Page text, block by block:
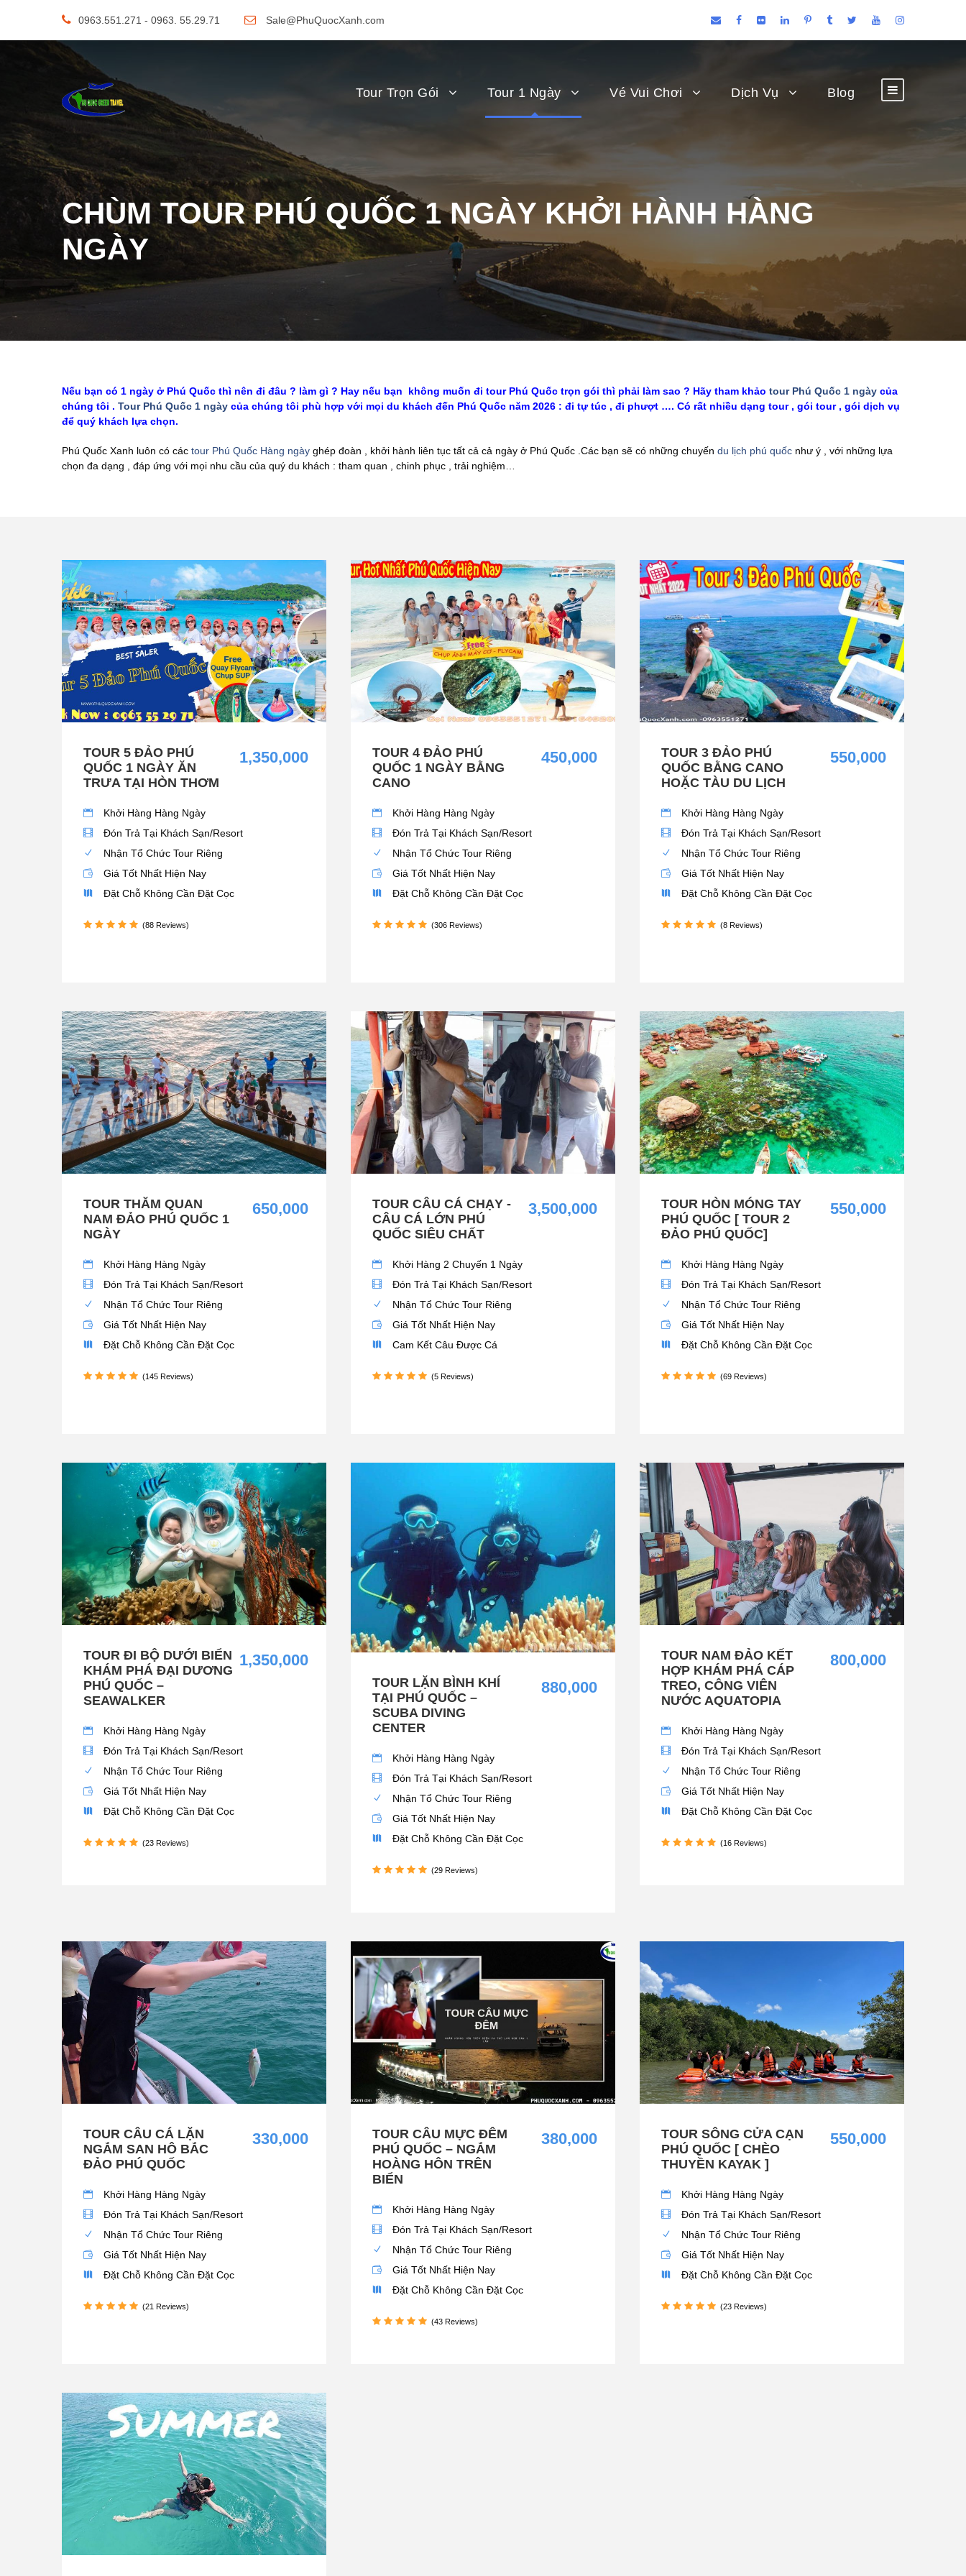
0963.551.271 - 0963. 55.29.71 Sale@PhuQuocXanh.com
Tour Trọn Gói Tour 1 Ngày Vé Vui Chơi Dịch Vụ Blog
CHÙM TOUR PHÚ QUỐC 1 NGÀY KHỞI HÀNH HÀNG
NGÀY
Nếu bạn có 1 ngày ở Phú Quốc thì nên đi đâu ? làm gì ? Hay nếu bạn không muốn đi tour Phú Quốc trọn gói thì phải làm sao ? Hãy tham khảo tour Phú Quốc 1 ngày của
chúng tôi . Tour Phú Quốc 1 ngày của chúng tôi phù hợp với mọi du khách đến Phú Quốc năm 2026 : đi tự túc , đi phượt …. Có rất nhiều dạng tour , gói tour , gói dịch vụ
để quý khách lựa chọn.
Phú Quốc Xanh luôn có các tour Phú Quốc Hàng ngày ghép đoàn , khởi hành liên tục tất cả cả ngày ở Phú Quốc .Các bạn sẽ có những chuyến du lịch phú quốc như ý , với những lựa
chọn đa dạng , đáp ứng với mọi nhu cầu của quý du khách : tham quan , chinh phục , trải nghiệm…
TOUR 5 ĐẢO PHÚ
QUỐC 1 NGÀY ĂN
TRƯA TẠI HÒN THƠM
1,350,000
Khởi Hàng Hàng Ngày
Đón Trả Tại Khách Sạn/Resort
Nhận Tổ Chức Tour Riêng
Giá Tốt Nhất Hiện Nay
Đặt Chỗ Không Cần Đặt Cọc
(88 Reviews)
TOUR 4 ĐẢO PHÚ
QUỐC 1 NGÀY BẰNG
CANO
450,000
Khởi Hàng Hàng Ngày
Đón Trả Tại Khách Sạn/Resort
Nhận Tổ Chức Tour Riêng
Giá Tốt Nhất Hiện Nay
Đặt Chỗ Không Cần Đặt Cọc
(306 Reviews)
TOUR 3 ĐẢO PHÚ
QUỐC BẰNG CANO
HOẶC TÀU DU LỊCH
550,000
Khởi Hàng Hàng Ngày
Đón Trả Tại Khách Sạn/Resort
Nhận Tổ Chức Tour Riêng
Giá Tốt Nhất Hiện Nay
Đặt Chỗ Không Cần Đặt Cọc
(8 Reviews)
TOUR THĂM QUAN
NAM ĐẢO PHÚ QUỐC 1
NGÀY
650,000
Khởi Hàng Hàng Ngày
Đón Trả Tại Khách Sạn/Resort
Nhận Tổ Chức Tour Riêng
Giá Tốt Nhất Hiện Nay
Đặt Chỗ Không Cần Đặt Cọc
(145 Reviews)
TOUR CÂU CÁ CHẠY -
CÂU CÁ LỚN PHÚ
QUỐC SIÊU CHẤT
3,500,000
Khởi Hàng 2 Chuyến 1 Ngày
Đón Trả Tại Khách Sạn/Resort
Nhận Tổ Chức Tour Riêng
Giá Tốt Nhất Hiện Nay
Cam Kết Câu Được Cá
(5 Reviews)
TOUR HÒN MÓNG TAY
PHÚ QUỐC [ TOUR 2
ĐẢO PHÚ QUỐC]
550,000
Khởi Hàng Hàng Ngày
Đón Trả Tại Khách Sạn/Resort
Nhận Tổ Chức Tour Riêng
Giá Tốt Nhất Hiện Nay
Đặt Chỗ Không Cần Đặt Cọc
(69 Reviews)
TOUR ĐI BỘ DƯỚI BIỂN
KHÁM PHÁ ĐẠI DƯƠNG
PHÚ QUỐC –
SEAWALKER
1,350,000
Khởi Hàng Hàng Ngày
Đón Trả Tại Khách Sạn/Resort
Nhận Tổ Chức Tour Riêng
Giá Tốt Nhất Hiện Nay
Đặt Chỗ Không Cần Đặt Cọc
(23 Reviews)
TOUR LẶN BÌNH KHÍ
TẠI PHÚ QUỐC –
SCUBA DIVING
CENTER
880,000
Khởi Hàng Hàng Ngày
Đón Trả Tại Khách Sạn/Resort
Nhận Tổ Chức Tour Riêng
Giá Tốt Nhất Hiện Nay
Đặt Chỗ Không Cần Đặt Cọc
(29 Reviews)
TOUR NAM ĐẢO KẾT
HỢP KHÁM PHÁ CÁP
TREO, CÔNG VIÊN
NƯỚC AQUATOPIA
800,000
Khởi Hàng Hàng Ngày
Đón Trả Tại Khách Sạn/Resort
Nhận Tổ Chức Tour Riêng
Giá Tốt Nhất Hiện Nay
Đặt Chỗ Không Cần Đặt Cọc
(16 Reviews)
TOUR CÂU CÁ LẶN
NGẮM SAN HÔ BẮC
ĐẢO PHÚ QUỐC
330,000
Khởi Hàng Hàng Ngày
Đón Trả Tại Khách Sạn/Resort
Nhận Tổ Chức Tour Riêng
Giá Tốt Nhất Hiện Nay
Đặt Chỗ Không Cần Đặt Cọc
(21 Reviews)
TOUR CÂU MỰC ĐÊM
PHÚ QUỐC – NGẮM
HOÀNG HÔN TRÊN
BIỂN
380,000
Khởi Hàng Hàng Ngày
Đón Trả Tại Khách Sạn/Resort
Nhận Tổ Chức Tour Riêng
Giá Tốt Nhất Hiện Nay
Đặt Chỗ Không Cần Đặt Cọc
(43 Reviews)
TOUR SÔNG CỬA CẠN
PHÚ QUỐC [ CHÈO
THUYỀN KAYAK ]
550,000
Khởi Hàng Hàng Ngày
Đón Trả Tại Khách Sạn/Resort
Nhận Tổ Chức Tour Riêng
Giá Tốt Nhất Hiện Nay
Đặt Chỗ Không Cần Đặt Cọc
(23 Reviews)